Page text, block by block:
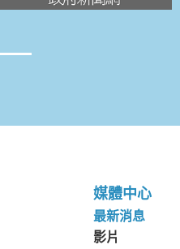
媒體中心
最新消息
影片